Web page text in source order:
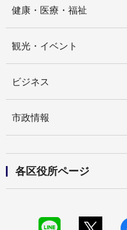
健康・医療・福祉
観光・イベント
ビジネス
市政情報
各区役所ページ